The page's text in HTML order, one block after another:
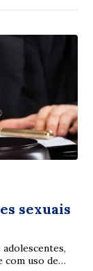
sexuais
com uso de